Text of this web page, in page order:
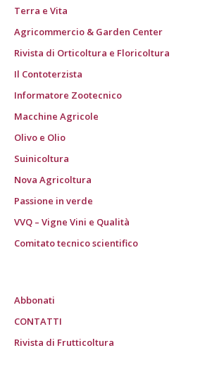
Terra e Vita
Agricommercio & Garden Center
Rivista di Orticoltura e Floricoltura
Il Contoterzista
Informatore Zootecnico
Macchine Agricole
Olivo e Olio
Suinicoltura
Nova Agricoltura
Passione in verde
VVQ – Vigne Vini e Qualità
Comitato tecnico scientifico
Abbonati
CONTATTI
Rivista di Frutticoltura